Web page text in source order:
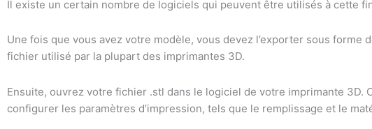
Il existe un certain nombre de logiciels qui peuvent être utilisés à cette
Une fois que vous avez votre modèle, vous devez l’exporter sous forme
fichier utilisé par la plupart des imprimantes 3D.
Ensuite, ouvrez votre fichier .stl dans le logiciel de votre imprimante 3D.
configurer les paramètres d’impression, tels que le remplissage et le